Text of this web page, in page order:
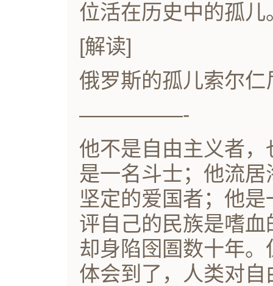
位活在历史中的孤儿
[解读]
俄罗斯的孤儿索尔仁
—————-
他不是自由主义者
是一名斗士；他流
坚定的爱国者；他
评自己的民族是嗜
却身陷囹圄数十年
体会到了，人类对